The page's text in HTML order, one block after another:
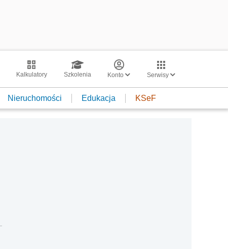
Kalkulatory Szkolenia Konto Serwisy
Nieruchomości Edukacja KSeF